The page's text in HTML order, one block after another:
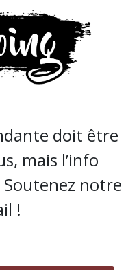
et de
et de
on refuse
et de
dure ! Ça
doit être
mais l’info
notre
!